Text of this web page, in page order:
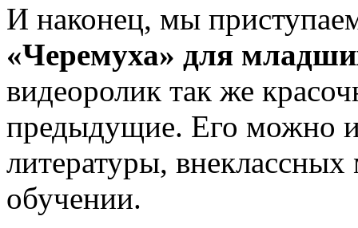
И наконец, мы
«Черемуха» для
видеоролик так же
предыдущие. Его можно
литературы,
обучении.